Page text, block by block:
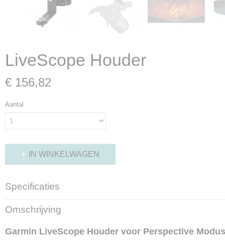
LiveScope Houder
€ 156,82
Aantal
IN WINKELWAGEN
Specificaties
Productcode leverancier
010-12970-00
Omschrijving
Garmin LiveScope Houder voor Perspective